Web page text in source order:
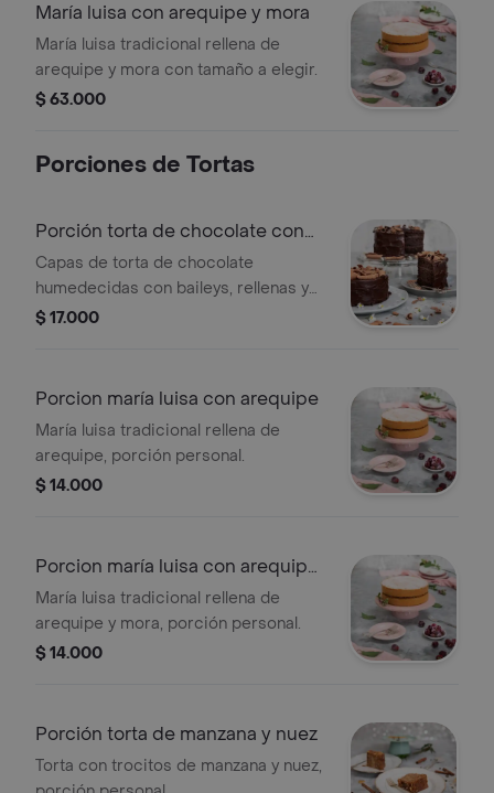
María luisa con arequipe y mora
María luisa tradicional rellena de
arequipe y mora con tamaño a elegir.
$ 63.000
Porciones de Tortas
Porción torta de chocolate con
baileys
Capas de torta de chocolate
humedecidas con baileys, rellenas y
cubiertas con ganache de chocolate
$ 17.000
Porcion maría luisa con arequipe
María luisa tradicional rellena de
arequipe, porción personal.
$ 14.000
Porcion maría luisa con arequipe
y mora
María luisa tradicional rellena de
arequipe y mora, porción personal.
$ 14.000
Porción torta de manzana y nuez
Torta con trocitos de manzana y nuez,